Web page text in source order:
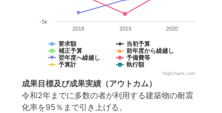
要求額
当初予算
補正予算
前年度から繰越し
翌年度へ繰越し
予備費等
予算計
執行額
2018 2019 2020
-5k
Highcharts.com
成果目標及び成果実績 （アウトカム）
令和2年までに多数の者が利用する建築物の耐震
化率を95％まで引き上げる。